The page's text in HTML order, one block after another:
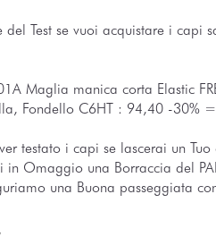
del Test se vuoi acquistare i capi
Maglia manica corta Elastic
Fondello C6HT : 94,40 -30%
testato i capi se lascerai un
in Omaggio una Borraccia del
una Buona passeggiata